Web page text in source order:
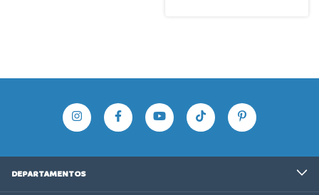
DEPARTAMENTOS